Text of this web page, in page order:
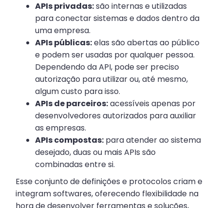
APIs privadas:são internas e utilizadas
para conectar sistemas e dados dentro da
uma empresa.
APIs públicas:elas são abertas ao público
e podem ser usadas por qualquer pessoa.
Dependendo da API, pode ser preciso
autorização para utilizar ou, até mesmo,
algum custo para isso.
APIs de parceiros:acessíveis apenas por
desenvolvedores autorizados para auxiliar
as empresas.
APIs compostas: para atender ao sistema
desejado, duas ou mais APIs são
combinadas entre si.
Esse conjunto de definições e protocolos criam e
integram softwares, oferecendo flexibilidade na